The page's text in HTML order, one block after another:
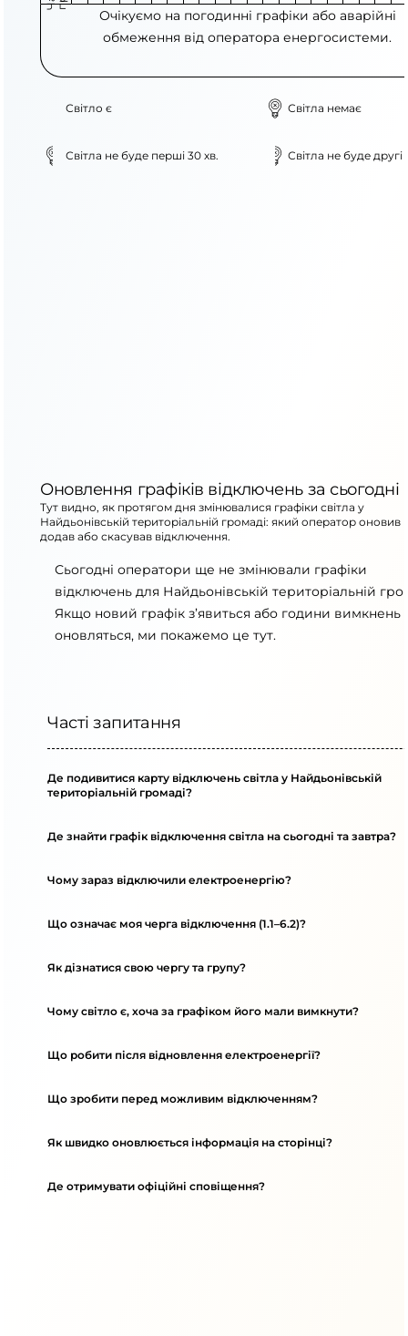
Очікуємо на погодинні графіки або аварійні
обмеження від оператора енергосистеми.
Світло є Світла немає
Світла не буде перші 30 хв. Світла не буде другі
Оновлення графіків відключень за сьогодні
Тут видно, як протягом дня змінювалися графіки світла у
Найдьонівській територіальній громаді: який оператор оновив
додав або скасував відключення.
Сьогодні оператори ще не змінювали графіки
відключень для Найдьонівській територіальній
Якщо новий графік з’явиться або години вимкнень
оновляться, ми покажемо це тут.
Часті запитання
Де подивитися карту відключень світла у Найдьонівській
територіальній громаді?
Де знайти графік відключення світла на сьогодні та завтра?
Чому зараз відключили електроенергію?
Що означає моя черга відключення (1.1–6.2)?
Як дізнатися свою чергу та групу?
Чому світло є, хоча за графіком його мали вимкнути?
Що робити після відновлення електроенергії?
Що зробити перед можливим відключенням?
Як швидко оновлюється інформація на сторінці?
Де отримувати офіційні сповіщення?